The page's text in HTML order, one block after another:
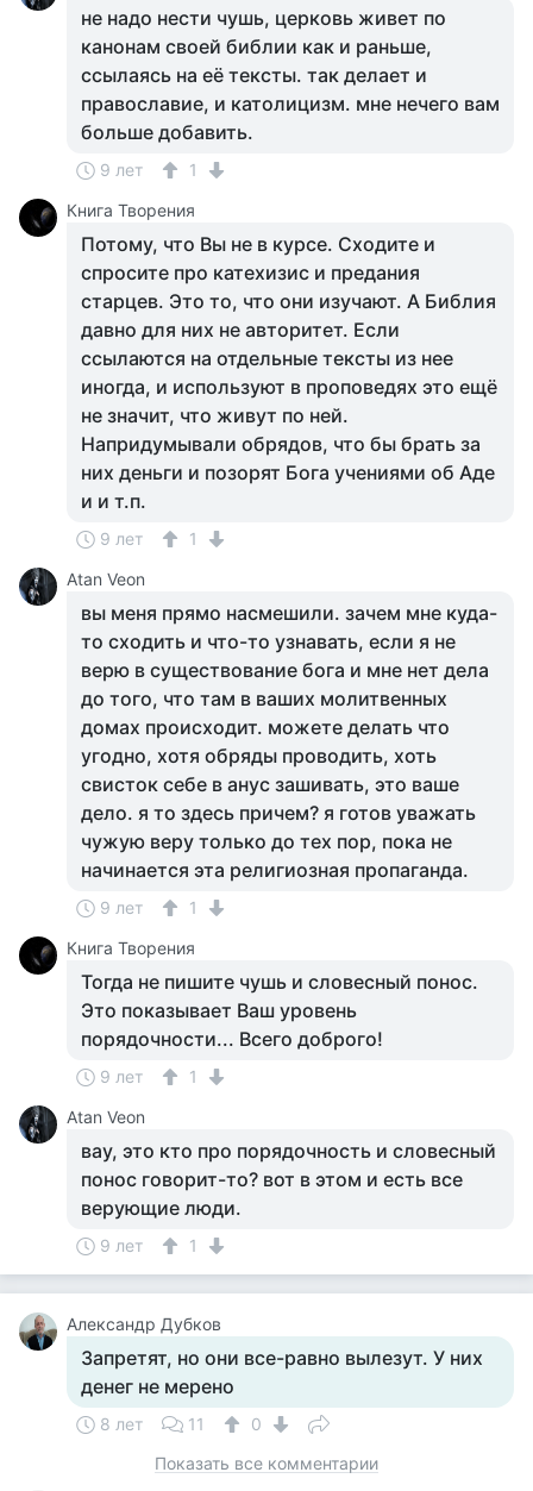
не надо нести чушь, церковь живет по
канонам своей библии как и раньше,
ссылаясь на её тексты. так делает и
православие, и католицизм. мне нечего вам
больше добавить.
9 лет
1
Книга Творения
Потому, что Вы не в курсе. Сходите и
спросите про катехизис и предания
старцев. Это то, что они изучают. А Библия
давно для них не авторитет. Если
ссылаются на отдельные тексты из нее
иногда, и используют в проповедях это ещё
не значит, что живут по ней.
Напридумывали обрядов, что бы брать за
них деньги и позорят Бога учениями об Аде
и и т.п.
9 лет
1
Atan Veon
вы меня прямо насмешили. зачем мне куда-
то сходить и что-то узнавать, если я не
верю в существование бога и мне нет дела
до того, что там в ваших молитвенных
домах происходит. можете делать что
угодно, хотя обряды проводить, хоть
свисток себе в анус зашивать, это ваше
дело. я то здесь причем? я готов уважать
чужую веру только до тех пор, пока не
начинается эта религиозная пропаганда.
9 лет
1
Книга Творения
Тогда не пишите чушь и словесный понос.
Это показывает Ваш уровень
порядочности... Всего доброго!
9 лет
1
Atan Veon
вау, это кто про порядочность и словесный
понос говорит-то? вот в этом и есть все
верующие люди.
9 лет 1
Александр Дубков
Запретят, но они все-равно вылезут. У них
денег не мерено
8 лет 11
0
Показать все комментарии